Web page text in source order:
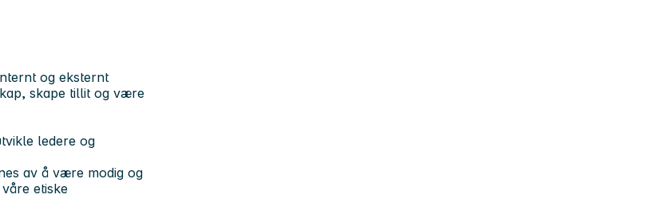
og eksternt
skape tillit og være
ledere og
av å være modig og
etiske